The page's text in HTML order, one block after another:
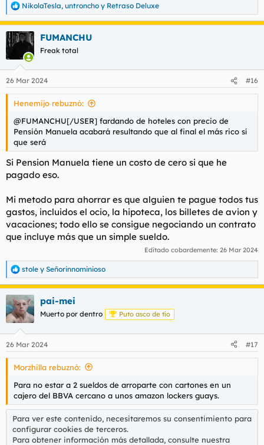
R
e
a
c
c
e
s
NikolaTesla, untroncho y Retraso Deluxe
FUMANCHU
Freak total
26 Mar 2024 #16
Henemijo rebuznó:
@FUMANCHU[/USER] fardando de hoteles con precio de
Pensión Manuela acabará resultando que al final el más rico sí
que será
Si Pension Manuela tiene un costo de cero si que he
pagado eso.
Mi metodo para ahorrar es que alguien te pague todos tus
gastos, incluidos el ocio, la hipoteca, los billetes de avion y
vacaciones; todo ello se consigue negociando un contrato
que incluye más que un simple sueldo.
Editado cobardemente: 26 Mar 2024
R
e
a
c
c
i
e
s
stole y Señorinnominioso
pai-mei
Muerto por dentro Puto asco de tío
26 Mar 2024 #17
Morzhilla rebuznó:
Para no estar a 2 sueldos de arroparte con cartones en un
cajero del BBVA cercano a unos amazon lockers guays.
Para ver este contenido, necesitaremos su consentimiento para
configurar cookies de terceros.
Para obtener información más detallada, consulte nuestra